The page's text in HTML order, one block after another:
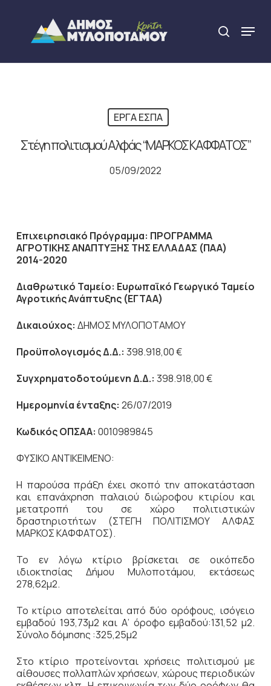
content
search
Menu
ΕΡΓΑ ΕΣΠΑ
Στέγη πολιτισμού Αλφάς “ΜΑΡΚΟΣ ΚΑΦΦΑΤΟΣ”
05/09/2022
Επιχειρησιακό Πρόγραμμα: ΠΡΟΓΡΑΜΜΑ
ΑΓΡΟΤΙΚΗΣ ΑΝΑΠΤΥΞΗΣ ΤΗΣ ΕΛΛΑΔΑΣ (ΠΑΑ)
2014-2020
Διαθρωτικό Ταμείο: Ευρωπαϊκό Γεωργικό Ταμείο
Αγροτικής Ανάπτυξης (ΕΓΤΑΑ)
Δικαιούχος: ΔΗΜΟΣ ΜΥΛΟΠΟΤΑΜΟΥ
Προϋπολογισμός Δ.Δ.: 398.918,00 €
Συγχρηματοδοτούμενη Δ.Δ.: 398.918,00 €
Ημερομηνία ένταξης: 26/07/2019
ΚωδικόςΟΠΣΑΑ: 0010989845
ΦΥΣΙΚΟ ΑΝΤΙΚΕΙΜΕΝΟ:
Η παρούσα πράξη έχει σκοπό την αποκατάσταση
και επανάχρηση παλαιού διώροφου κτιρίου και
μετατροπή του σε χώρο πολιτιστικών
δραστηριοτήτων (ΣΤΕΓΗ ΠΟΛΙΤΙΣΜΟΥ ΑΛΦΑΣ
ΜΑΡΚΟΣ ΚΑΦΦΑΤΟΣ).
Το εν λόγω κτίριο βρίσκεται σε οικόπεδο
ιδιοκτησίας Δήμου Μυλοποτάμου, εκτάσεως
278,62μ2.
Το κτίριο αποτελείται από δύο ορόφους, ισόγειο
εμβαδού 193,73μ2 και Α’ όροφο εμβαδού:131,52 μ2.
Σύνολο δόμησης :325,25μ2
Στο κτίριο προτείνονται χρήσεις πολιτισμού με
αίθουσες πολλαπλών χρήσεων, χώρους περιοδικών
Close